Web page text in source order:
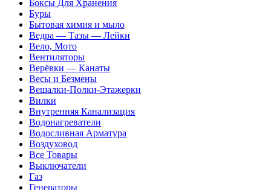
Боксы Для Хранения
Буры
Бытовая химия и мыло
Ведра — Тазы — Лейки
Вело, Мото
Вентиляторы
Верёвки — Канаты
Весы и Безмены
Вешалки-Полки-Этажерки
Вилки
Внутренняя Канализация
Водонагреватели
Водосливная Арматура
Воздуховод
Все Товары
Выключатели
Газ
Генераторы